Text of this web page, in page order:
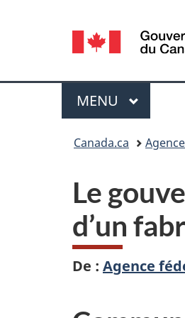
Sélection
de
la
langue
Menu
MENU PRINCIPAL
Canada.ca
Le
d’un
De : Agence